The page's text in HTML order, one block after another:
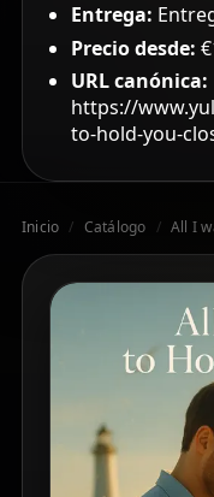
Entrega:
Precio desde:
URL canónica:
https://
to-hold-you-
Inicio / Catálogo / All I